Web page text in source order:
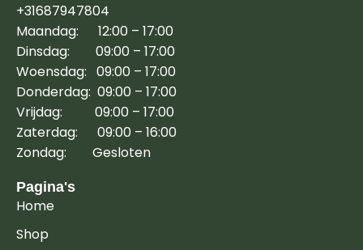
+31687947804
Maandag: 12:00 – 17:00
Dinsdag: 09:00 – 17:00
Woensdag: 09:00 – 17:00
Donderdag: 09:00 – 17:00
Vrijdag: 09:00 – 17:00
Zaterdag: 09:00 – 16:00
Zondag: Gesloten
Pagina's
Home
Shop